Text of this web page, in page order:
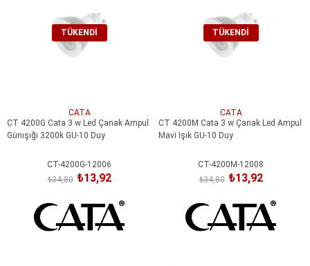
TÜKENDI
CATA
CT 4200G Cata 3 w Led Çanak Ampul
Günışığı 3200k GU-10 Duy
CT-4200G-12006
₺13,92
₺34,80
TÜKENDI
CATA
CT 4200M Cata 3 w Çanak Led Ampul
Mavi Işık GU-10 Duy
CT-4200M-12008
₺13,92
₺34,80